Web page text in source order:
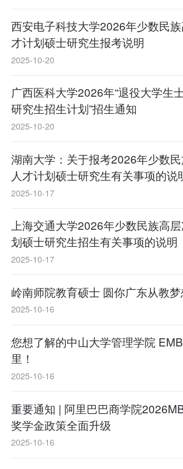
西安电子科技大学2026年少数民
才计划硕士研究生报考说明
2025-10-20
广西医科大学2026年“退役大学生
研究生招生计划”招生通知
2025-10-20
湖南大学：关于报考2026年少数
人才计划硕士研究生有关事项的说
2025-10-17
上海交通大学2026年少数民族高
划硕士研究生招生有关事项的说明
2025-10-17
岭南师院教育硕士 圆你广东从教梦
2025-10-16
您想了解的中山大学管理学院
里！
2025-10-16
重要通知 | 阿里巴巴商学院
奖学金政策全面升级
2025-10-16